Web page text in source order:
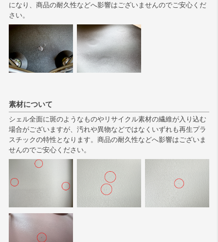
になり、商品の耐久性などへ影響はございませんのでご安心くだ
さい。
素材について
シェル全面に斑のようなものやリサイクル素材の繊維が入り込む
場合がございますが、汚れや異物などではなくいずれも再生プラ
スチックの特性となります。商品の耐久性などへ影響はございま
せんのでご安心ください。